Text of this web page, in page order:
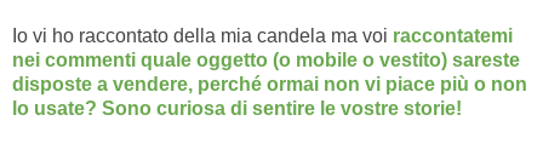
Io vi ho raccontato della mia candela ma voi raccontatemi
nei commenti quale oggetto (o mobile o vestito) sareste
disposte a vendere, perché ormai non vi piace più o non
lo usate? Sono curiosa di sentire le vostre storie!